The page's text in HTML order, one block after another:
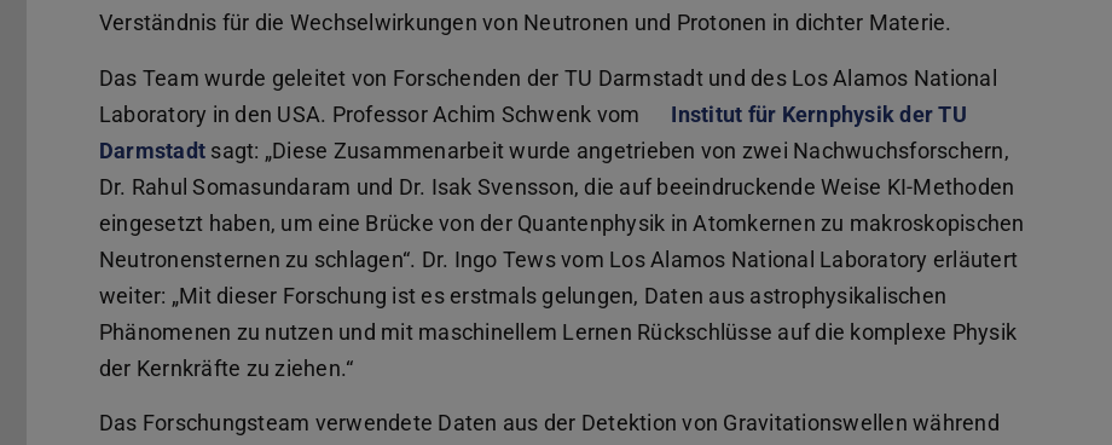
Verständnis für die Wechselwirkungen von Neutronen und Protonen in dichter Materie.
Das Team wurde geleitet von Forschenden der TU Darmstadt und des Los Alamos National
Laboratory in den USA. Professor Achim Schwenk vom
Institut für Kernphysik der TU
Darmstadt sagt: „Diese Zusammenarbeit wurde angetrieben von zwei Nachwuchsforschern,
Dr. Rahul Somasundaram und Dr. Isak Svensson, die auf beeindruckende Weise KI-Methoden
eingesetzt haben, um eine Brücke von der Quantenphysik in Atomkernen zu makroskopischen
Neutronensternen zu schlagen“. Dr. Ingo Tews vom Los Alamos National Laboratory erläutert
weiter: „Mit dieser Forschung ist es erstmals gelungen, Daten aus astrophysikalischen
Phänomenen zu nutzen und mit maschinellem Lernen Rückschlüsse auf die komplexe Physik
der Kernkräfte zu ziehen.“
Das Forschungsteam verwendete Daten aus der Detektion von Gravitationswellen während